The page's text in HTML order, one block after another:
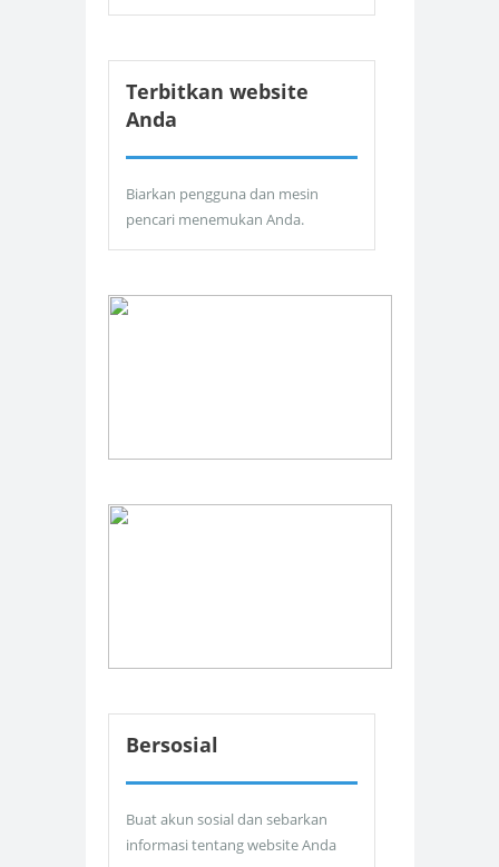
Terbitkan website
Anda
Biarkan pengguna dan mesin
pencari menemukan Anda.
Bersosial
Buat akun sosial dan sebarkan
informasi tentang website Anda